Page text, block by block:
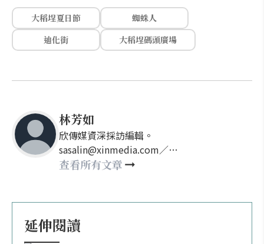
大稻埕夏日節
蜘蛛人
迪化街
大稻埕碼頭廣場
林芳如
欣傳媒資深採訪編輯。
sasalin@xinmedia.com／
happy21917@gmail.com
查看所有文章
延伸閱讀